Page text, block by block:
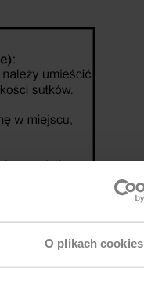
O plikach cookies